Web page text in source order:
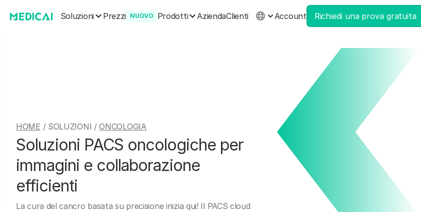
Soluzioni Prezzi NUOVO Prodotti AziendaClienti Account Richiedi una prova gratuita
HOME / SOLUZIONI /ONCOLOGIA
Soluzioni PACS oncologiche per
immagini e collaborazione
efficienti
La cura del cancro basata su precisione inizia qui! Il PACS cloud